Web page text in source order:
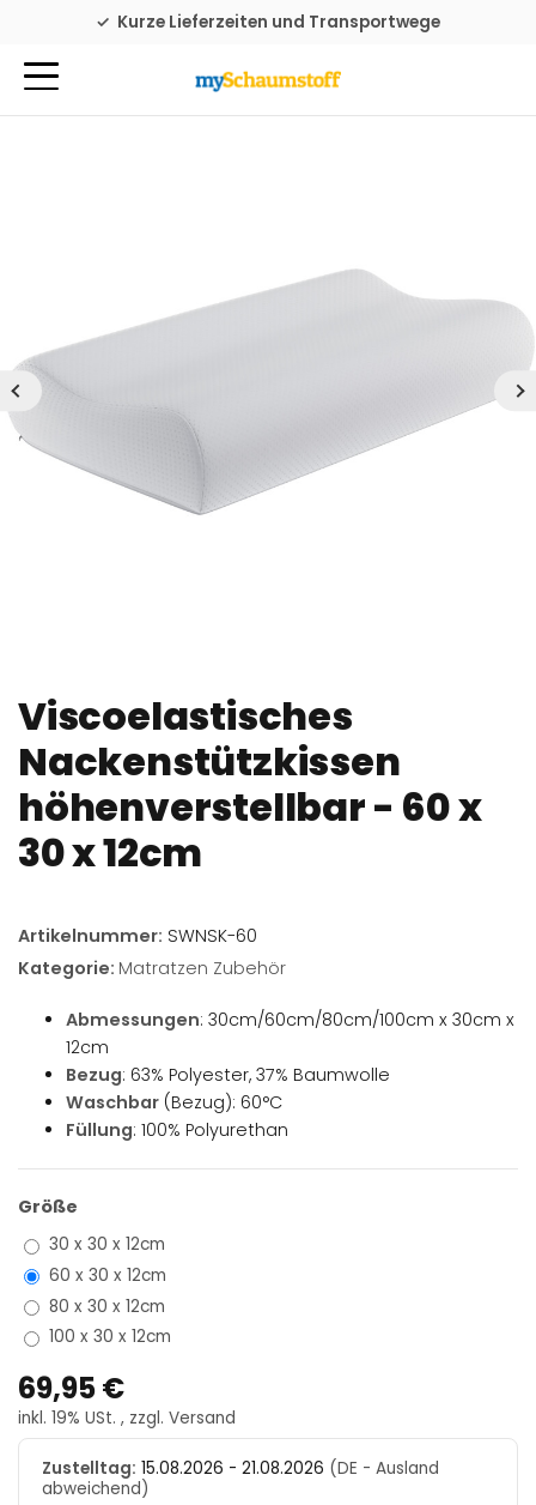
Familienbetrieb seit 1976
Kurze Lieferzeiten und Transportwege
Viscoelastisches
Nackenstützkissen
höhenverstellbar - 60 x
30 x 12cm
Artikelnummer: SWNSK-60
Kategorie: Matratzen Zubehör
Abmessungen: 30cm/60cm/80cm/100cm x 30cm x
12cm
Bezug: 63% Polyester, 37% Baumwolle
Waschbar (Bezug): 60°C
Füllung: 100% Polyurethan
Größe
30 x 30 x 12cm
60 x 30 x 12cm
80 x 30 x 12cm
100 x 30 x 12cm
69,95 €
inkl. 19% USt. , zzgl. Versand
Zustelltag: 15.08.2026 - 21.08.2026 (DE - Ausland
abweichend)